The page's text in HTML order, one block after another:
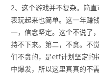
2、这个游戏并不复杂。简
表玩起来也简单。这一年赚
一，信念坚定。这个不说了
持不下来。第二，不贪。不
们不贪的，是etf计划坚定的
中爆发，所以这里真真的不